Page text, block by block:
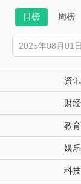
日榜 周榜
资讯
财经
教育
娱乐
科技